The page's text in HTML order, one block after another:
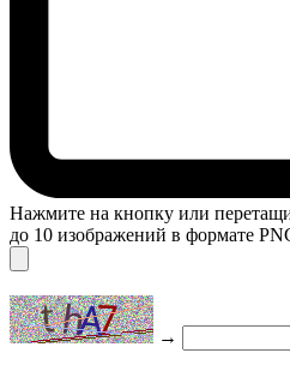
Нажмите на кнопку или
до 10 изображений в формате
→